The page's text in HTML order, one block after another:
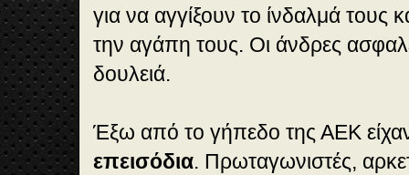
για να αγγίξουν το ίνδαλμά τους
την αγάπη τους. Οι άνδρες
δουλειά.
Έξω από το γήπεδο της ΑΕΚ
επεισόδια. Πρωταγωνιστές,